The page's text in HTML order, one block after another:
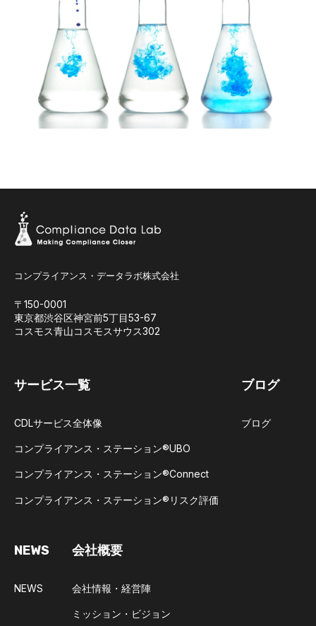
コンプライアンス・データラボ株式会社
〒150-0001
東京都渋谷区神宮前5丁目53-67
コスモス青山コスモスサウス302
サービス一覧
CDLサービス全体像
コンプライアンス・ステーション®UBO​
コンプライアンス・ステーション®Connect​
コンプライアンス・ステーション®リスク評価
ブログ
ブログ
NEWS
NEWS
会社概要
会社情報・経営陣
ミッション・ビジョン